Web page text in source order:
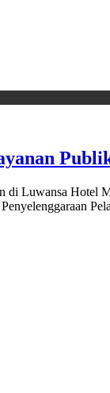
Luwansa Hotel